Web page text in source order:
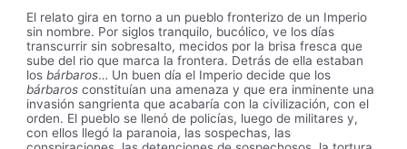
El relato gira en torno a un pueblo fronterizo de un Imperio
sin nombre. Por siglos tranquilo, bucólico, ve los días
transcurrir sin sobresalto, mecidos por la brisa fresca que
sube del rio que marca la frontera. Detrás de ella estaban
losbárbaros… Un buen día el Imperio decide que los
bárbaros constituían una amenaza y que era inminente una
invasión sangrienta que acabaría con la civilización, con el
orden. El pueblo se llenó de policías, luego de militares y,
con ellos llegó la paranoia, las sospechas, las